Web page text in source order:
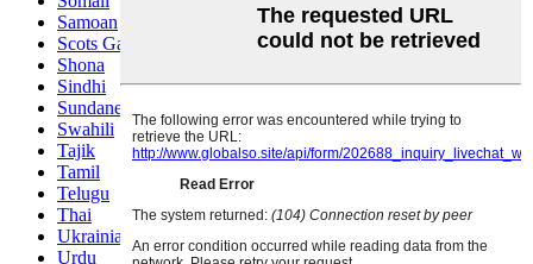
Samoan
Scots Gaelic
Shona
Sindhi
Sundanese
Swahili
Tajik
Tamil
Telugu
Thai
Ukrainian
Urdu